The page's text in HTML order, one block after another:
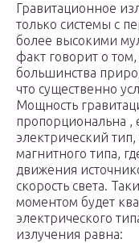
Гравитационное
только системы с
более высокими
факт говорит о
большинства
что существенно
Мощность
пропорциональна ,
электрический
магнитного типа,
движения
скорость света.
моментом будет
электрического
излучения равна: